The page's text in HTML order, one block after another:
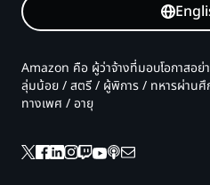
Amazon คือ ผู้ว่าจ้างที่มอบโอกาสอย่
ลุ่มน้อย / สตรี / ผู้พิการ / ทหารผ่าน
ทางเพศ / อายุ